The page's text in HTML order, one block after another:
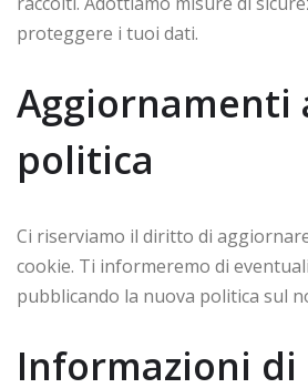
proteggere i tuoi dati.
Aggiornamenti
politica
Ci riserviamo il diritto di
cookie. Ti informeremo di
pubblicando la nuova politica sul
Informazioni